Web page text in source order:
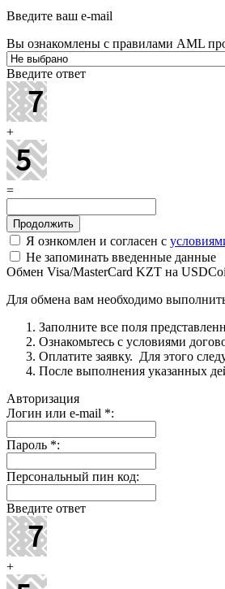
Введите ваш e-mail
Вы ознакомлены с правилами AML
Введите ответ
+
=
Я ознкомлен и согласен с
Не запоминать введенные данные
Обмен Visa/MasterCard KZT на
Для обмена вам необходимо
Заполните все поля
Ознакомьтесь с условиями
Оплатите заявку. Для этого
После выполнения указанных
Авторизация
Логин или e-mail *:
Пароль *:
Персональный пин код:
Введите ответ
+